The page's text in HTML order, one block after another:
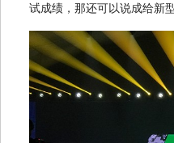
试成绩，那还可以说成给新